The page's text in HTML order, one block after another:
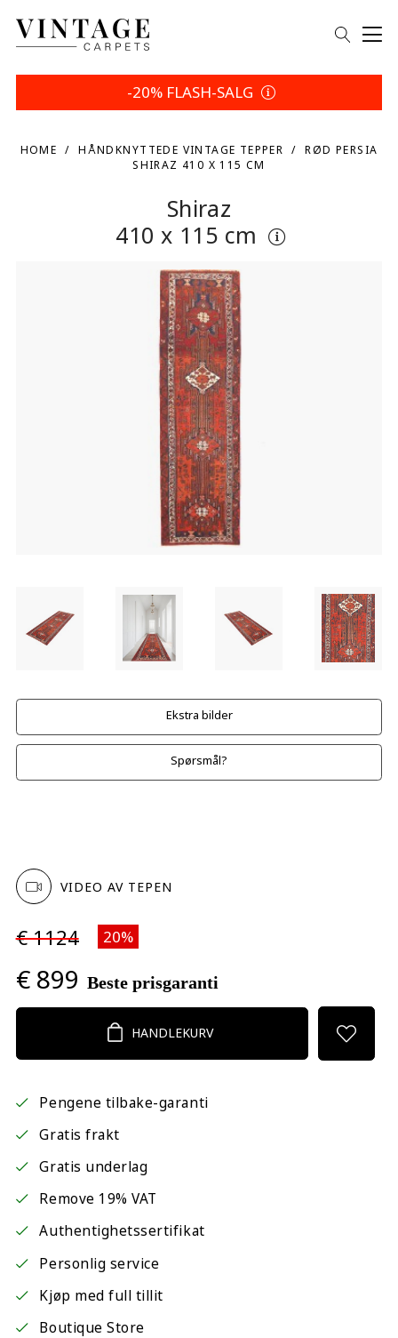
-20% FLASH-SALG
HOME HÅNDKNYTTEDE VINTAGE TEPPER
RØD PERSIA
SHIRAZ 410 X 115 CM
Shiraz
410 x 115 cm
Ekstra bilder
Spørsmål?
VIDEO AV TEPEN
€ 1124 20%
€ 899 Beste prisgaranti
HANDLEKURV
Pengene tilbake-garanti
Gratis frakt
Gratis underlag
Remove 19% VAT
Authentighetssertifikat
Personlig service
Kjøp med full tillit
Boutique Store